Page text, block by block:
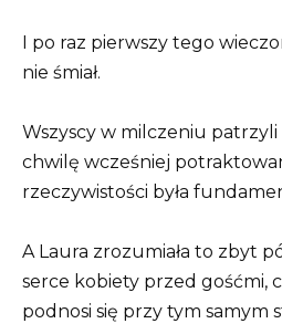
I po raz pierwszy tego
nie śmiał.
Wszyscy w milczeniu
chwilę wcześniej
rzeczywistości była
A Laura zrozumiała to zbyt
serce kobiety przed gośćmi,
podnosi się przy tym samym